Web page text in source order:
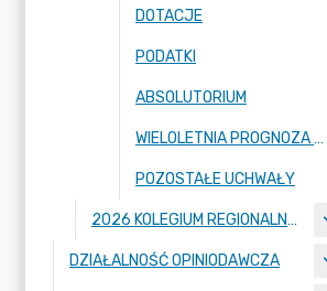
DOTACJE
PODATKI
ABSOLUTORIUM
WIELOLETNIA PROGNOZA FINANSOWA I JEJ ZMIANY
POZOSTAŁE UCHWAŁY
2026 KOLEGIUM REGIONALNEJ IZBY OBRACHUNKOWEJ W POZNANIU
DZIAŁALNOŚĆ OPINIODAWCZA